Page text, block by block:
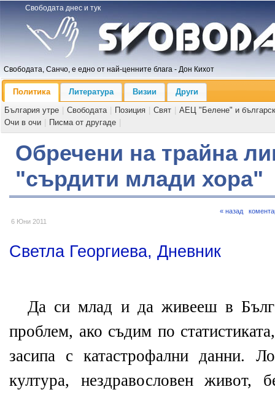
Свободата днес и тук
Свободата, Санчо, е едно от най-ценните блага - Дон Кихот
Политика Литература Визии
Други
България утре
Свободата Позиция Свят
АЕЦ "Белене" и
Очи в очи
Писма от другаде
Обречени на трайна
"сърдити млади хора"
6 Юни 2011
« назад
Светла Георгиева, Дневник
Да си млад и да живееш в
проблем, ако съдим по
засипа с катастрофални данни.
култура, нездравословен живот,